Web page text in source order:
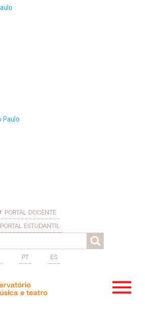
PORTAL DOCENTE
PORTAL ESTUDANTIL
PT ES